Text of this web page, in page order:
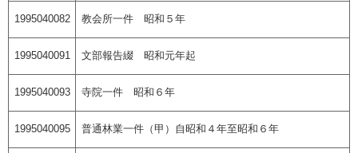
1995040082 教会所一件 昭和５年
1995040091 文部報告綴 昭和元年起
1995040093 寺院一件 昭和６年
1995040095 普通林業一件（甲）自昭和４年至昭和６年